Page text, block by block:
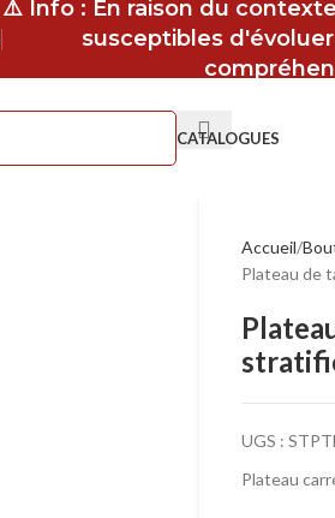
⚠️ Info : En raison du
susceptibles
CATALOGUES
Accueil
Plateau de
UGS : STPTL
Plateau